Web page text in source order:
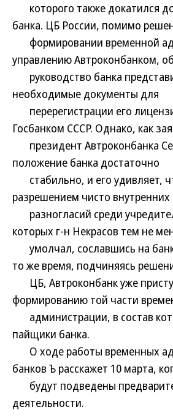
которого также докатился
банка. ЦБ России, помимо
формировании временной
управлению Автроконбанком,
руководство банка
необходимые документы для
перерегистрации его
Госбанком СССР. Однако, как
президент Автроконбанка
положение банка достаточно
стабильно, и его удивляет,
разрешением чисто внутренних
разногласий среди
которых г-н Некрасов тем не
умолчал, сославшись на
то же время, подчиняясь
ЦБ, Автроконбанк уже
формированию той части
администрации, в состав
пайщики банка.
О ходе работы временных
банков Ъ расскажет 10 марта,
будут подведены
деятельности.